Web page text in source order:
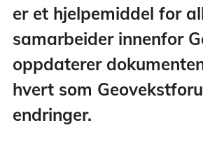
er et hjelpemiddel for
samarbeider innenfor
oppdaterer
hvert som
endringer.